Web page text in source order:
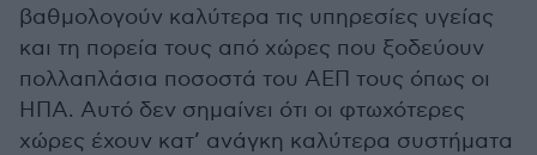
βαθμολογούν καλύτερα τις υπηρεσίες υγείας
και τη πορεία τους από χώρες που ξοδεύουν
πολλαπλάσια ποσοστά του ΑΕΠ τους όπως οι
ΗΠΑ. Αυτό δεν σημαίνει ότι οι φτωχότερες
χώρες έχουν κατ’ ανάγκη καλύτερα συστήματα